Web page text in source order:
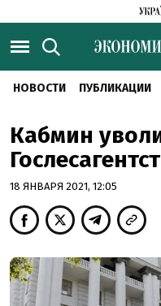
НОВОСТИ ПУБЛИКАЦИИ
Кабмин
18 ЯНВАРЯ 2021, 12:05